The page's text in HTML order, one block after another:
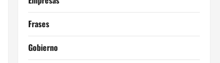
Frases
Gobierno